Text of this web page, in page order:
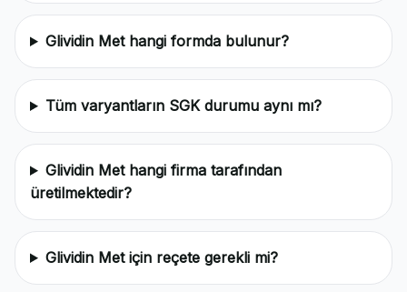
Glividin Met hangi formda bulunur?
Tüm varyantların SGK durumu aynı mı?
Glividin Met hangi firma tarafından
üretilmektedir?
Glividin Met için reçete gerekli mi?